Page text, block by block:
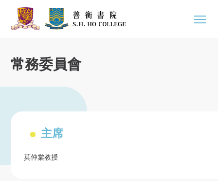
常務委員會
主席
莫仲棠教授